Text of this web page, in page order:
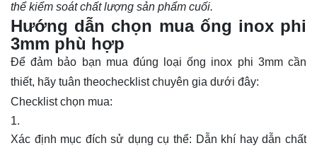
thể kiểm soát chất lượng sản phẩm cuối.
Hướng dẫn chọn mua ống inox phi
3mm phù hợp
Để đảm bảo bạn mua đúng loại ống inox phi 3mm cần
thiết, hãy tuân theochecklist chuyên gia dưới đây:
Checklist chọn mua:
Xác định mục đích sử dụng cụ thể: Dẫn khí hay dẫn chất